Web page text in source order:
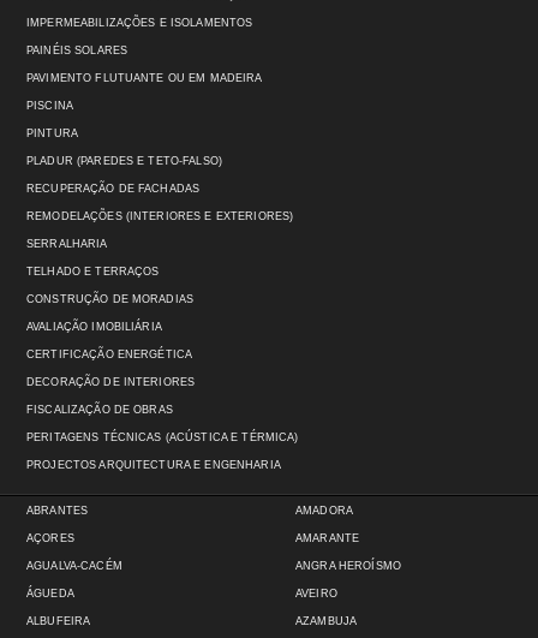
IMPERMEABILIZAÇÕES E ISOLAMENTOS
PAINÉIS SOLARES
PAVIMENTO FLUTUANTE OU EM MADEIRA
PISCINA
PINTURA
PLADUR (PAREDES E TETO-FALSO)
RECUPERAÇÃO DE FACHADAS
REMODELAÇÕES (INTERIORES E EXTERIORES)
SERRALHARIA
TELHADO E TERRAÇOS
CONSTRUÇÃO DE MORADIAS
AVALIAÇÃO IMOBILIÁRIA
CERTIFICAÇÃO ENERGÉTICA
DECORAÇÃO DE INTERIORES
FISCALIZAÇÃO DE OBRAS
PERITAGENS TÉCNICAS (ACÚSTICA E TÉRMICA)
PROJECTOS ARQUITECTURA E ENGENHARIA
ABRANTES
AÇORES
AGUALVA-CACÉM
ÁGUEDA
ALBUFEIRA
AMADORA
AMARANTE
ANGRA HEROÍSMO
AVEIRO
AZAMBUJA